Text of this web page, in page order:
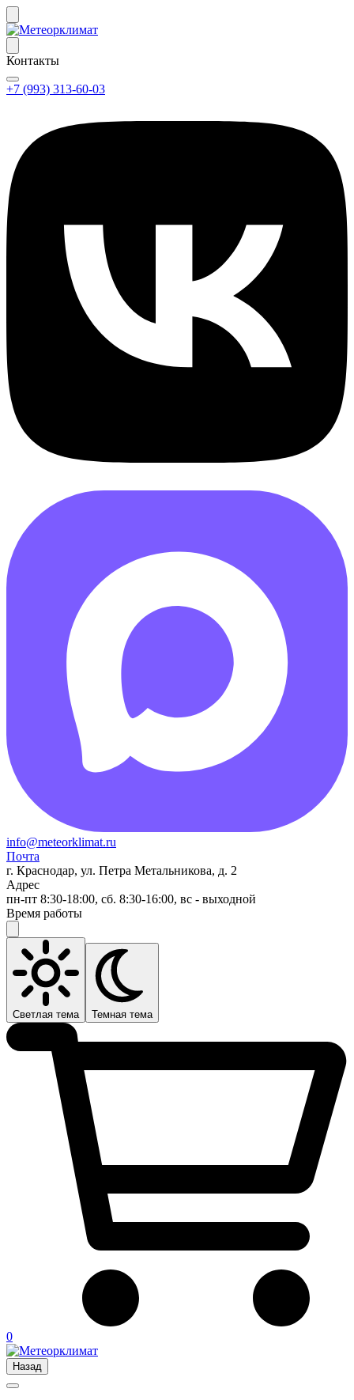
Контакты
+7 (993) 313-60-03
info@meteorklimat.ru
Почта
г. Краснодар, ул. Петра Метальникова, д. 2
Адрес
пн-пт 8:30-18:00, сб. 8:30-16:00, вс - выходной
Время работы
Светлая тема Темная тема
0
Назад